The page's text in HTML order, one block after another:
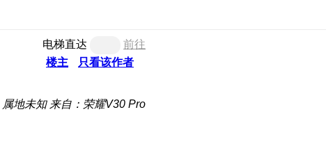
电梯直达
前往
楼主
只看该作者
属地未知 来自：荣耀V30 Pro